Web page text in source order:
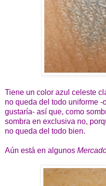
Tiene un color azul celeste
no queda del todo uniforme
gustaría- así que, como
sombra en exclusiva no,
no queda del todo bien.
Aún está en algunos